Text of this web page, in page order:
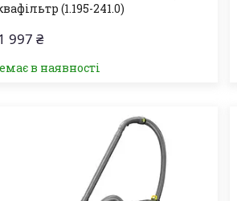
(1.195-241.0)
997 ₴
в наявності